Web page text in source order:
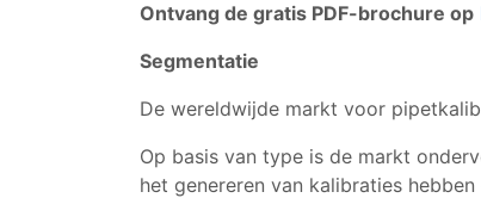
Ontvang de gratis PDF-brochure op
Segmentatie
De wereldwijde markt voor
Op basis van type is de markt
het genereren van kalibraties